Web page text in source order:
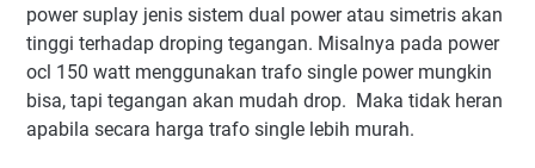
power suplay jenis sistem dual power atau simetris akan
tinggi terhadap droping tegangan. Misalnya pada power
ocl 150 watt menggunakan trafo single power mungkin
bisa, tapi tegangan akan mudah drop. Maka tidak heran
apabila secara harga trafo single lebih murah.